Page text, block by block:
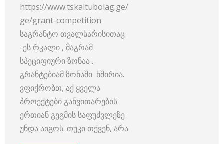
https://www.tskaltubolag.ge/
ge/grant-competition
საგრანტო თვალსარისითაც
-ეს რკალი , მაგრამ
სპეციფიური ზონაა .
გრანტებიამ ზონაში ხშირია.
ვფიქრობთ, აქ ყველა
პროექტები განვითარების
ერთიან გეგმის საფუძვლეზე
უნდა აიგოს. თუკი თქვენ, არა